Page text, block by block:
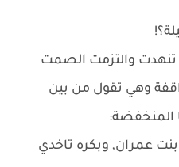
والتزمت الصمت
وهي تقول من بين
المنخفضة:
عمران, وبكره تاخدي